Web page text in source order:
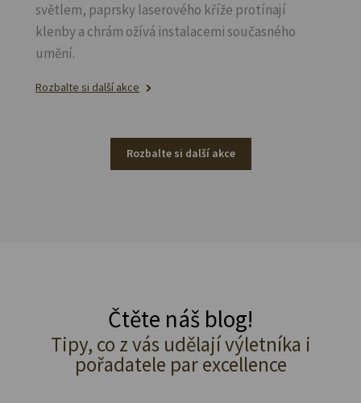
světlem, paprsky laserového kříže protínají
klenby a chrám ožívá instalacemi současného
umění.
Rozbalte si další akce
Rozbalte si další akce
Čtěte náš blog!
Tipy, co z vás udělají výletníka i
pořadatele par excellence